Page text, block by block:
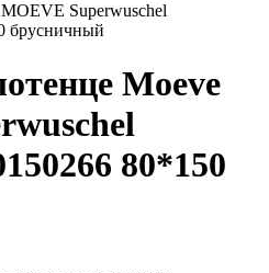
Superwuschel
брусничный
Moeve
80*150